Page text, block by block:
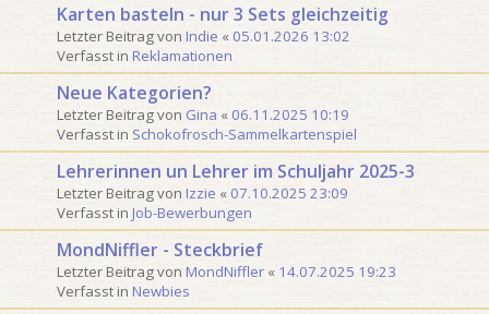
Karten basteln - nur 3 Sets gleichzeitig
Letzter Beitrag von Indie « 05.01.2026 13:02
Verfasst in Reklamationen
Neue Kategorien?
Letzter Beitrag von Gina « 06.11.2025 10:19
Verfasst in Schokofrosch-Sammelkartenspiel
Lehrerinnen un Lehrer im Schuljahr 2025-3
Letzter Beitrag von Izzie « 07.10.2025 23:09
Verfasst in Job-Bewerbungen
MondNiffler - Steckbrief
Letzter Beitrag von MondNiffler « 14.07.2025 19:23
Verfasst in Newbies